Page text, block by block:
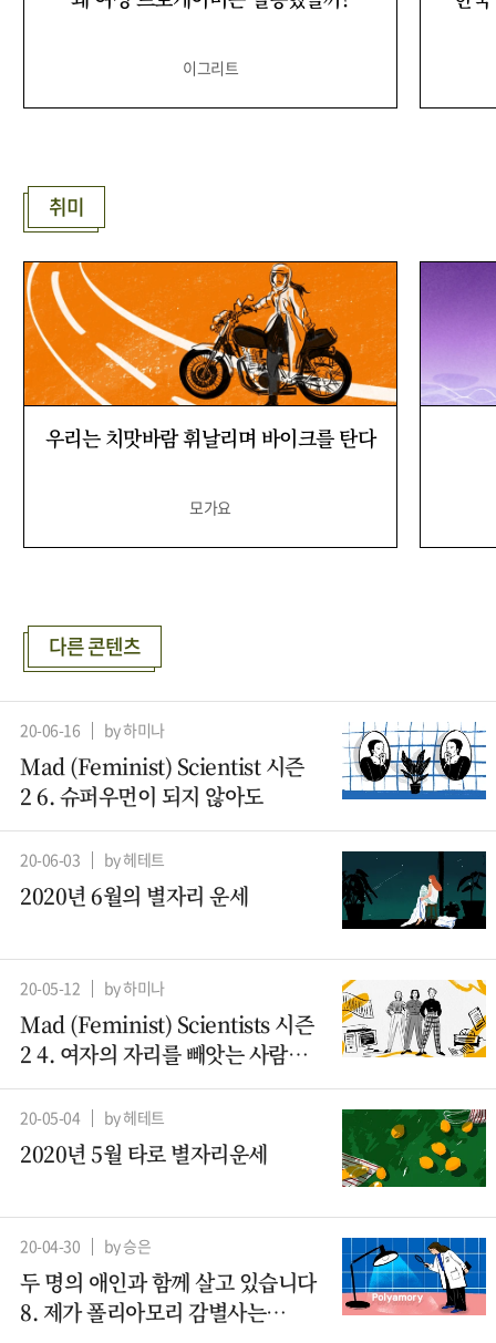
이그리트
취미
우리는 치맛바람 휘날리며 바이크를 탄다
모가요
다른 콘텐츠
20-06-16 by 하미나
Mad (Feminist) Scientist 시즌
2 6. 슈퍼우먼이 되지 않아도
20-06-03 by 헤테트
2020년 6월의 별자리 운세
20-05-12 by 하미나
Mad (Feminist) Scientists 시즌
2 4. 여자의 자리를 빼앗는 사람들
– 컴퓨터과학 (2)
20-05-04 by 헤테트
2020년 5월 타로 별자리운세
20-04-30 by 승은
두 명의 애인과 함께 살고 있습니다
8. 제가 폴리아모리 감별사는